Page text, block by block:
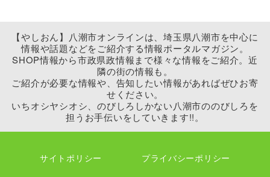
【やしおん】八潮市オンラインは、埼玉県八潮市を中心に
情報や話題などをご紹介する情報ポータルマガジン。
SHOP情報から市政県政情報まで様々な情報をご紹介。近
隣の街の情報も。
ご紹介が必要な情報や、告知したい情報があればぜひお寄
せください。
いちオシヤシオシ、のびしろしかない八潮市ののびしろを
担うお手伝いをしていきます!!。
サイトポリシー プライバシーポリシー